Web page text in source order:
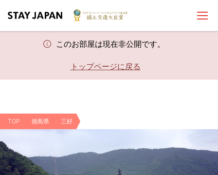
このお部屋は現在非公開です。
トップページに戻る
TOP 徳島県 三好